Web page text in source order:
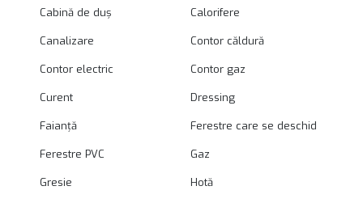
Cabină de duș Calorifere
Canalizare Contor căldură
Contor electric Contor gaz
Curent Dressing
Faianță Ferestre care se deschid
Ferestre PVC Gaz
Gresie Hotă